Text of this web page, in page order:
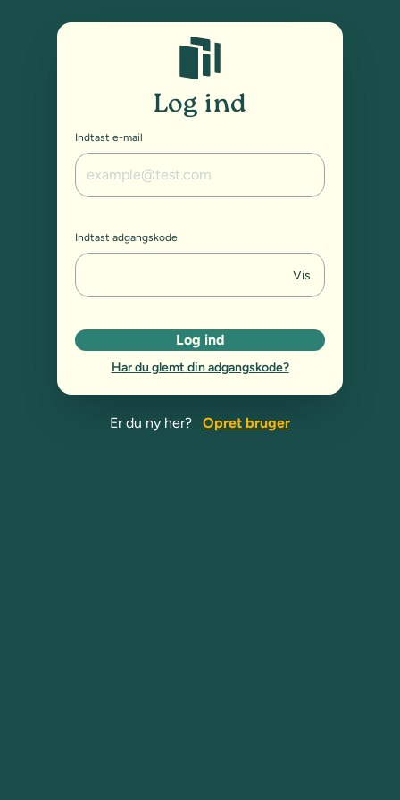
Log ind
Indtast e-mail
Indtast adgangskode
Vis
Log ind
Har du glemt din adgangskode?
Er du ny her? Opret bruger